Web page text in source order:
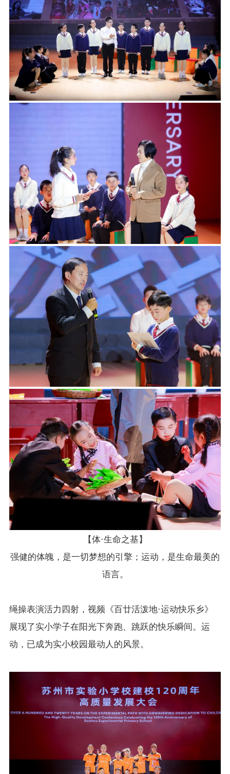
【体·生命之基】
强健的体魄，是一切梦想的引擎；运动，是生命最美的
语言。
绳操表演活力四射，视频《百廿活泼地·运动快乐乡》
展现了实小学子在阳光下奔跑、跳跃的快乐瞬间。运
动，已成为实小校园最动人的风景。